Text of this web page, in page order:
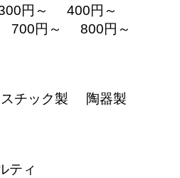
円～
400円～
700円～
800円～
チック製
陶器製
ティ